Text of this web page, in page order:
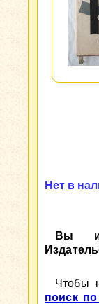
Нет в
Вы
Чтобы
поиск по